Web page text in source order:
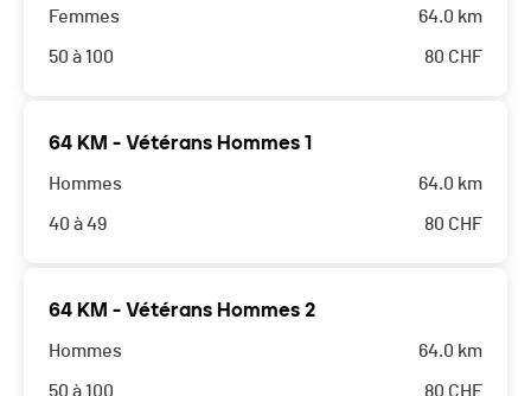
Femmes
50 à 100
64.0 km
80 CHF
64 KM - Vétérans Hommes 1
Hommes
40 à 49
64.0 km
80 CHF
64 KM - Vétérans Hommes 2
Hommes
50 à 100
64.0 km
80 CHF